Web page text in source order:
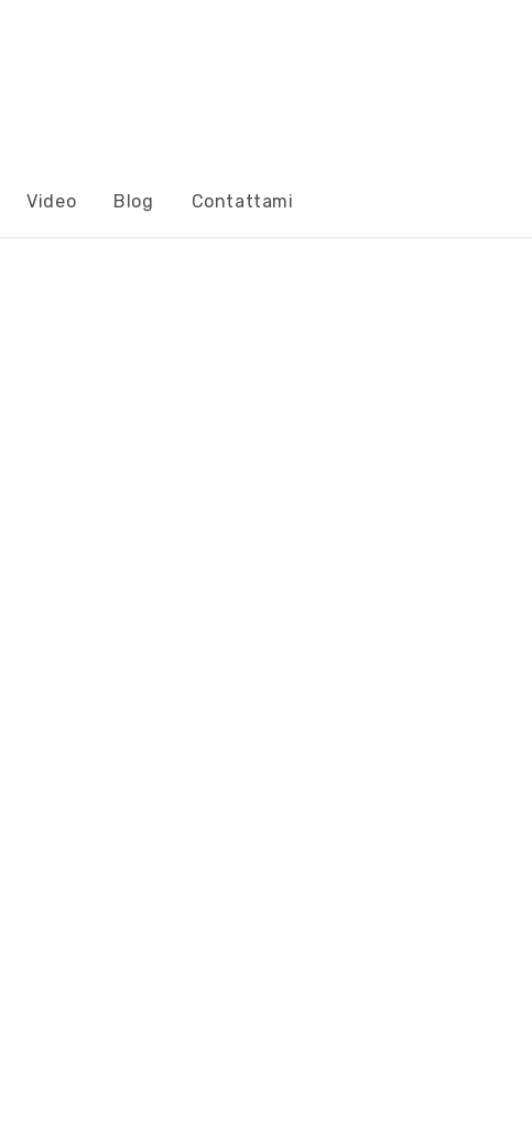
Video Blog Contattami